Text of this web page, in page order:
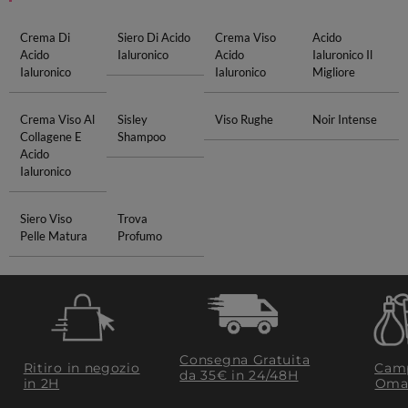
Crema Di
Acido
Ialuronico
Siero Di Acido
Ialuronico
Crema Viso
Acido
Ialuronico
Acido
Ialuronico Il
Migliore
Crema Viso Al
Collagene E
Acido
Ialuronico
Sisley
Shampoo
Viso Rughe Noir Intense
Siero Viso
Pelle Matura
Trova
Profumo
Ritiro in negozio
in 2H
Consegna Gratuita
da 35€​ in 24/48H